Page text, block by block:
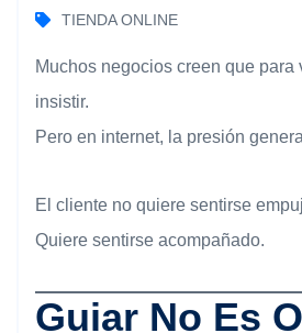
TIENDA ONLINE
Muchos negocios creen que para
insistir.
Pero en internet, la presión
El cliente no quiere sentirse
Quiere sentirse acompañado.
Guiar No Es